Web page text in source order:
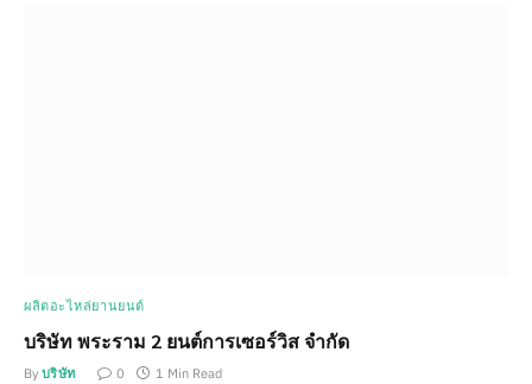
ผลิตอะไหล่ยานยนต์
บริษัท พระราม 2 ยนต์การเซอร์วิส จำกัด
By บริษัท 0 1 Min Read